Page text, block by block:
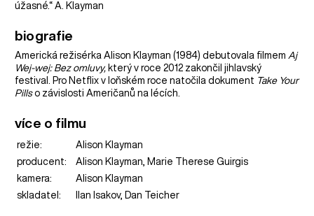
úžasné.“ A. Klayman
biografie
Americká režisérka Alison Klayman (1984) debutovala filmem Aj
Wej-wej: Bez omluvy, který v roce 2012 zakončil jihlavský
festival. Pro Netflix v loňském roce natočila dokument Take Your
Pillso závislosti Američanů na lécích.
více o filmu
režie:
Alison Klayman
producent:
Alison Klayman, Marie Therese Guirgis
kamera:
Alison Klayman
skladatel:
Ilan Isakov, Dan Teicher